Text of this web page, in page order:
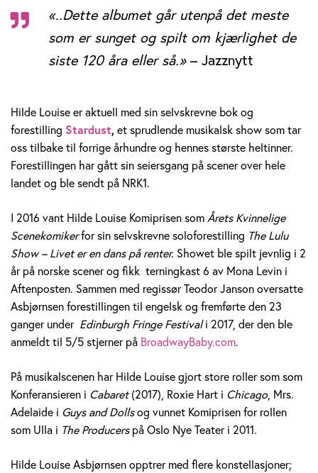
b
r
n
s
e
n
«..Dette albumet går utenpå det meste
som er sunget og spilt om kjærlighet de
siste 120 åra eller så.»– Jazznytt
Hilde Louise er aktuell med sin selvskrevne bok og
forestilling Stardust, et sprudlende musikalsk show som tar
oss tilbake til forrige århundre og hennes største heltinner.
Forestillingen har gått sin seiersgang på scener over hele
landet og ble sendt på NRK1.
I 2016 vant Hilde Louise Komiprisen somÅrets Kvinnelige
Scenekomikerfor sin selvskrevne soloforestilling The Lulu
Show – Livet er en dans på renter. Showet ble spilt jevnlig i 2
år på norske scener og fikk terningkast 6 av Mona Levin i
Aftenposten. Sammen med regissør Teodor Janson oversatte
Asbjørnsen forestillingen til engelsk og fremførte den 23
ganger under Edinburgh Fringe Festivali 2017, der den ble
anmeldt til 5/5 stjerner på BroadwayBaby.com.
På musikalscenen har Hilde Louise gjort store roller som som
Konferansieren i Cabaret(2017), Roxie Hart i Chicago, Mrs.
Adelaide i Guys and Dollsog vunnet Komiprisen for rollen
som Ulla i The Producerspå Oslo Nye Teater i 2011.
Hilde Louise Asbjørnsen opptrer med flere konstellasjoner;